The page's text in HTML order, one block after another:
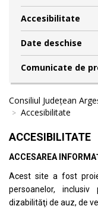
Accesibilitate
Date deschise
Comunicate de
Consiliul Județean
Accesibilitate
ACCESIBILITATE
ACCESAREA
Acest site a fost
persoanelor,
dizabilităţi de auz, de